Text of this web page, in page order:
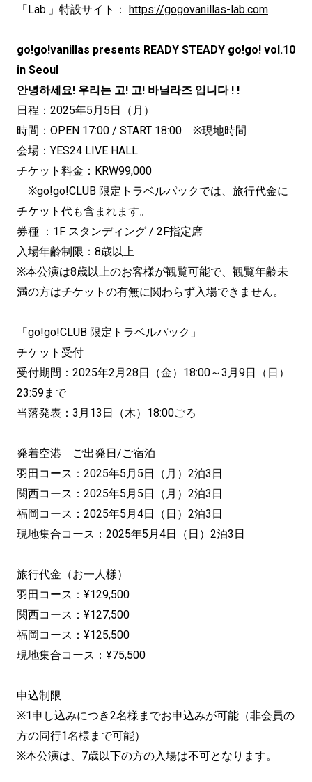
「Lab.」特設サイト： https://gogovanillas-lab.com
go!go!vanillas presents READY STEADY go!go! vol.10
in Seoul
안녕하세요! 우리는 고! 고! 바닐라즈 입니다 ! !
日程：2025年5月5日（月）
時間：OPEN 17:00 / START 18:00 ※現地時間
会場：YES24 LIVE HALL
チケット料金：KRW99,000
※go!go!CLUB 限定トラベルパックでは、旅行代金に
チケット代も含まれます。
券種 ：1F スタンディング / 2F指定席
入場年齢制限：8歳以上
※本公演は8歳以上のお客様が観覧可能で、観覧年齢未
満の方はチケットの有無に関わらず入場できません。
「go!go!CLUB 限定トラベルパック」
チケット受付
受付期間：2025年2月28日（金）18:00～3月9日（日）
23:59まで
当落発表：3月13日（木）18:00ごろ
発着空港 ご出発日/ご宿泊
羽田コース：2025年5月5日（月）2泊3日
関西コース：2025年5月5日（月）2泊3日
福岡コース：2025年5月4日（日）2泊3日
現地集合コース：2025年5月4日（日）2泊3日
旅行代金（お一人様）
羽田コース：¥129,500
関西コース：¥127,500
福岡コース：¥125,500
現地集合コース：¥75,500
申込制限
※1申し込みにつき2名様までお申込みが可能（非会員の
方の同行1名様まで可能）
※本公演は、7歳以下の方の入場は不可となります。